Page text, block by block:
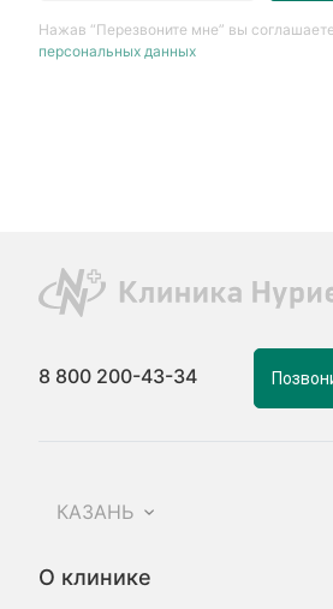
Нажав “Перезвоните мне” вы
персональных данных
8 800 200-43-34
КАЗАНЬ
О клинике